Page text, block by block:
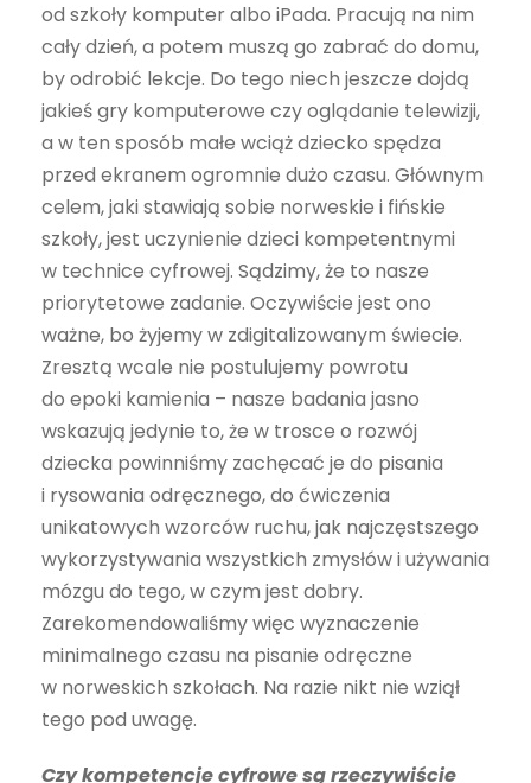
od szkoły komputer albo iPada. Pracują na nim
cały dzień, a potem muszą go zabrać do domu,
by odrobić lekcje. Do tego niech jeszcze dojdą
jakieś gry komputerowe czy oglądanie telewizji,
a w ten sposób małe wciąż dziecko spędza
przed ekranem ogromnie dużo czasu. Głównym
celem, jaki stawiają sobie norweskie i fińskie
szkoły, jest uczynienie dzieci kompetentnymi
w technice cyfrowej. Sądzimy, że to nasze
priorytetowe zadanie. Oczywiście jest ono
ważne, bo żyjemy w zdigitalizowanym świecie.
Zresztą wcale nie postulujemy powrotu
do epoki kamienia – nasze badania jasno
wskazują jedynie to, że w trosce o rozwój
dziecka powinniśmy zachęcać je do pisania
i rysowania odręcznego, do ćwiczenia
unikatowych wzorców ruchu, jak najczęstszego
wykorzystywania wszystkich zmysłów i używania
mózgu do tego, w czym jest dobry.
Zarekomendowaliśmy więc wyznaczenie
minimalnego czasu na pisanie odręczne
w norweskich szkołach. Na razie nikt nie wziął
tego pod uwagę.
Czy kompetencje cyfrowe są rzeczywiście